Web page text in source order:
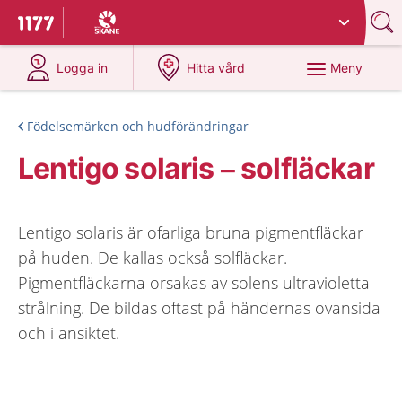
Till startsidan för 1177
Du har valt region
Logga in
på 1177.se
Hitta vård
på 1177.se
Meny
Födelsemärken och hudförändringar
Lentigo solaris – solfläckar
Lentigo solaris är ofarliga bruna pigmentfläckar
på huden. De kallas också solfläckar.
Pigmentfläckarna orsakas av solens ultravioletta
strålning. De bildas oftast på händernas ovansida
och i ansiktet.